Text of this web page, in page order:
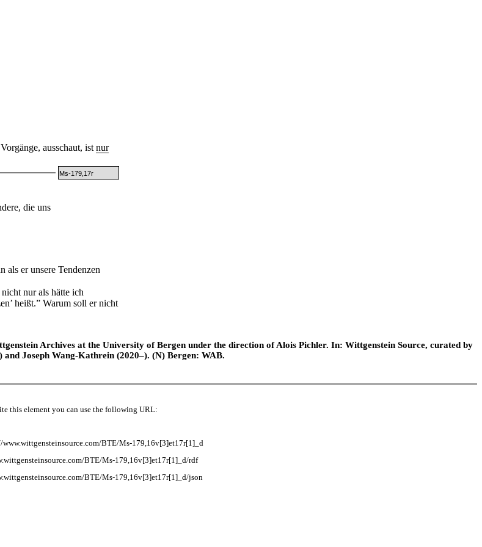
ausschaut, ist nur
Ms-179,17r
die uns
als er unsere Tendenzen
nur als hätte ich
heißt.” Warum soll er nicht
Archives at the University of Bergen under the direction of Alois Pichler. In: Wittgenstein Source, curated by
and Joseph Wang-Kathrein (2020–). (N) Bergen: WAB.
this element you can use the following URL:
BTE/Ms-179,16v[3]et17r[1]_d
BTE/Ms-179,16v[3]et17r[1]_d/rdf
BTE/Ms-179,16v[3]et17r[1]_d/json